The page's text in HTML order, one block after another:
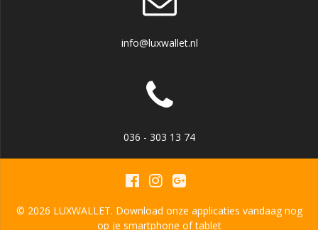
info@luxwallet.nl
036 - 303 13 74
© 2026 LUXWALLET. Download onze applicaties vandaag nog
op je smartphone of tablet